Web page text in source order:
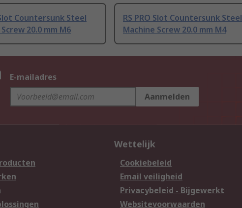
Countersunk Steel
20.0 mm M6
RS PRO Slot Countersunk Steel
Machine Screw 20.0 mm M4
E-mailadres
Aanmelden
Wettelijk
Cookiebeleid
Email veiligheid
Privacybeleid - Bijgewerkt
Websitevoorwaarden